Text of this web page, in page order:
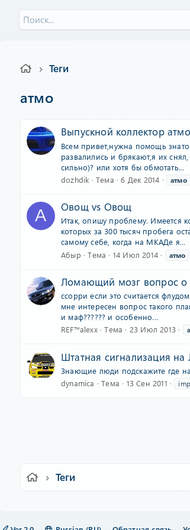
Теги
атмо
Выпускной коллектор
Всем привет,нужна помощь
развалились и брякают,я их
сильно)? или хотя бы обмотать...
dozhdik
Тема 6 Дек 2014 атмо
А Овощ vs Овощ
Итак, опишу проблему. Имеется
которых за 300 тысяч пробега
самому себе, когда на МКАДе я...
Абыр
Тема 14 Июл 2014 атмо
Ломающий мозг вопрос о
ссорри если это считается
мне интересен вопрос такого
и маф?????? и особенно...
REF™alexx
Тема 23 Июл 2013
Штатная сигнализация
Знающие люди подскажите где
dynamica
Тема 13 Сен 2011
Теги